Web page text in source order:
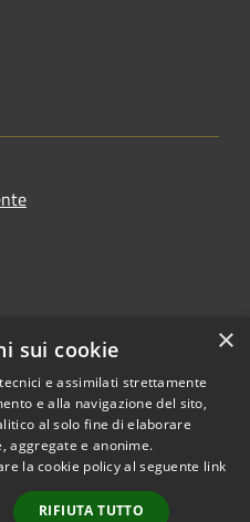
Copyright © 2026 • Comune di
Caravaggio • Powered by
Municipium•
Accesso
×
sui cookie
e assimilati strettamente
e alla navigazione del sito,
al solo fine di elaborare
aggregate e anonime.
la cookie policy al seguente link
RIFIUTA TUTTO